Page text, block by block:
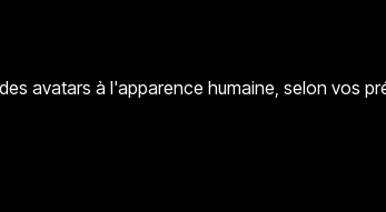
avatars à l'apparence humaine, selon vos